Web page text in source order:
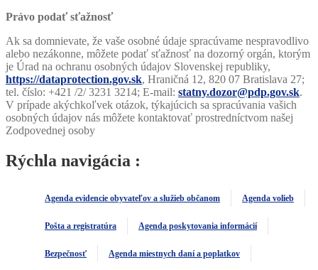
Právo podať sťažnosť
Ak sa domnievate, že vaše osobné údaje spracúvame nespravodlivo
alebo nezákonne, môžete podať sťažnosť na dozorný orgán, ktorým
je Úrad na ochranu osobných údajov Slovenskej republiky,
https://dataprotection.gov.sk, Hraničná 12, 820 07 Bratislava 27;
tel. číslo: +421 /2/ 3231 3214; E-mail: statny.dozor@pdp.gov.sk.
V prípade akýchkoľvek otázok, týkajúcich sa spracúvania vašich
osobných údajov nás môžete kontaktovať prostredníctvom našej
Zodpovednej osoby
Rýchla navigácia :
Agenda evidencie obyvateľov a služieb občanom Agenda volieb
Pošta a registratúra Agenda poskytovania informácií
Bezpečnosť Agenda miestnych daní a poplatkov